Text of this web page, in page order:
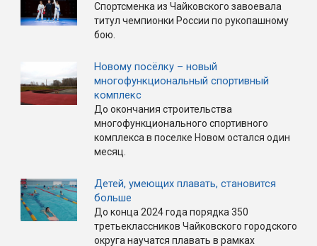
Спортсменка из Чайковского завоевала
титул чемпионки России по рукопашному
бою.
Новому посёлку – новый
многофункциональный спортивный
комплекс
До окончания строительства
многофункционального спортивного
комплекса в поселке Новом остался один
месяц.
Детей, умеющих плавать, становится
больше
До конца 2024 года порядка 350
третьеклассников Чайковского городского
округа научатся плавать в рамках